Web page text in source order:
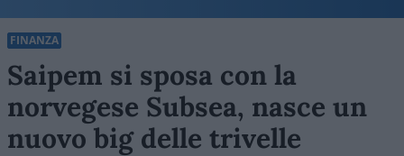
FINANZA
Saipem si sposa con la
norvegese Subsea, nasce un
nuovo big delle trivelle